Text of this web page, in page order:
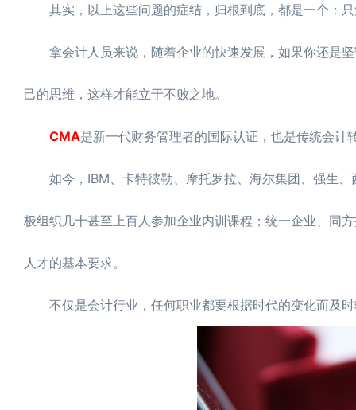
其实，以上这些问题的症结，归根到底，都是一个：只
拿会计人员来说，随着企业的快速发展，如果你还是坚
己的思维，这样才能立于不败之地。
CMA是新一代财务管理者的国际认证，也是传统会
如今，IBM、卡特彼勒、摩托罗拉、海尔集团、强生、
极组织几十甚至上百人参加企业内训课程；统一企业、同
人才的基本要求。
不仅是会计行业，任何职业都要根据时代的变化而及时